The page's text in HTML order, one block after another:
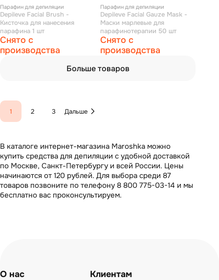
Парафин для депиляции
Depileve Facial Brush -
Кисточка для нанесения
парафина 1 шт
Снято с
производства
Парафин для депиляции
Depileve Facial Gauze Mask -
Маски марлевые для
парафинотерапии 50 шт
Снято с
производства
Больше товаров
1 2 3 Дальше
В каталоге интернет-магазина Maroshka можно
купить средства для депиляции с удобной доставкой
по Москве, Санкт-Петербургу и всей России. Цены
начинаются от 120 рублей. Для выбора среди 87
товаров позвоните по телефону 8 800 775-03-14 и мы
бесплатно вас проконсультируем.
О нас
Клиентам